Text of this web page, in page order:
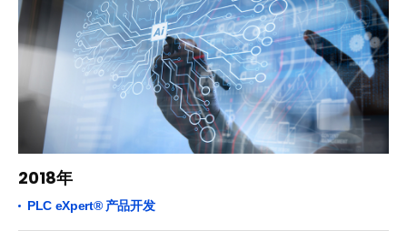
2018年
PLC eXpert® 产品开发